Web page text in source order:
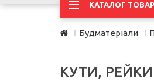
КАТАЛОГ
Будматеріали
КУТИ,